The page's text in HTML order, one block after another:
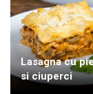
Lasagna cu
si ciuperci